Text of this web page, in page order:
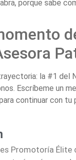
porque sabe
la #1 del
Escríbeme un
continuar con tu
Promotoría Élite